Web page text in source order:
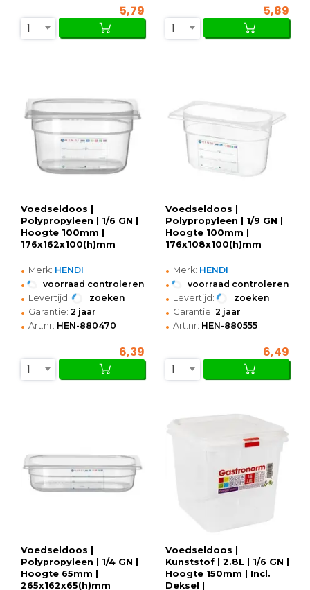
5,79
1
5,89
1
Voedseldoos |
Polypropyleen | 1/6 GN |
Hoogte 100mm |
176x162x100(h)mm
• Merk: HENDI
• voorraad controleren
• Levertijd: zoeken
• Garantie: 2 jaar
• Art.nr: HEN-880470
6,39
1
Voedseldoos |
Polypropyleen | 1/9 GN |
Hoogte 100mm |
176x108x100(h)mm
• Merk: HENDI
• voorraad controleren
• Levertijd: zoeken
• Garantie: 2 jaar
• Art.nr: HEN-880555
6,49
1
Voedseldoos |
Polypropyleen | 1/4 GN |
Hoogte 65mm |
265x162x65(h)mm
Voedseldoos |
Kunststof | 2.8L | 1/6 GN |
Hoogte 150mm | Incl.
Deksel |